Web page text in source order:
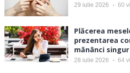
29 iulie 2026 60
Plăcerea
prezentarea
mănânci singur
28 iulie 2026 64